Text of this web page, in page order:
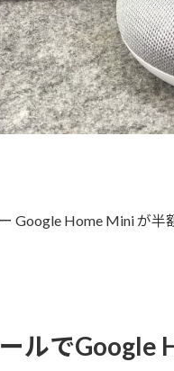
Google Home Mini が半
ルでGoogle